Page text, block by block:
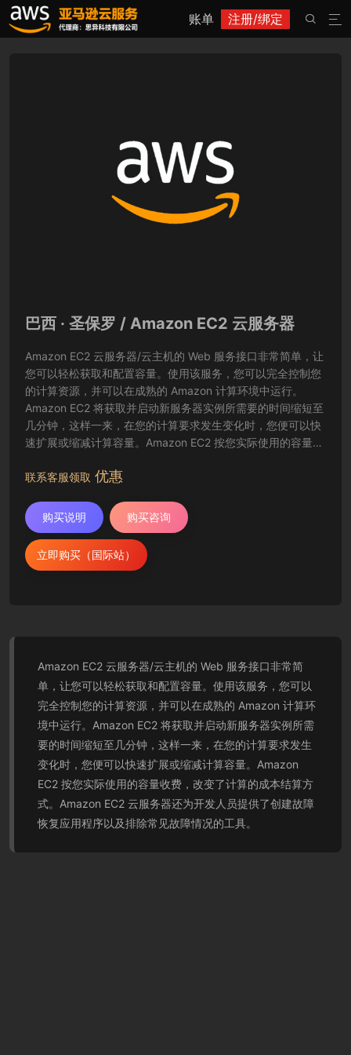
账单 注册/绑定 

巴西 · 圣保罗 / Amazon EC2 云服务器
Amazon EC2 云服务器/云主机的 Web 服务接口非常简单，让
您可以轻松获取和配置容量。使用该服务，您可以完全控制您
的计算资源，并可以在成熟的 Amazon 计算环境中运行。
Amazon EC2 将获取并启动新服务器实例所需要的时间缩短至
几分钟，这样一来，在您的计算要求发生变化时，您便可以快
速扩展或缩减计算容量。Amazon EC2 按您实际使用的容量收
开发人员提供了创建故障恢复应用程序以及排除常见故障情况
联系客服领取 优惠
购买说明 购买咨询
立即购买（国际站）
Amazon EC2 云服务器/云主机的 Web 服务接口非常简
单，让您可以轻松获取和配置容量。使用该服务，您可以
完全控制您的计算资源，并可以在成熟的 Amazon 计算环
境中运行。Amazon EC2 将获取并启动新服务器实例所需
要的时间缩短至几分钟，这样一来，在您的计算要求发生
变化时，您便可以快速扩展或缩减计算容量。Amazon
EC2 按您实际使用的容量收费，改变了计算的成本结算方
式。Amazon EC2 云服务器还为开发人员提供了创建故障
恢复应用程序以及排除常见故障情况的工具。